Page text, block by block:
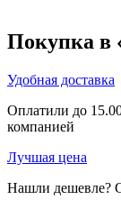
Покупка в
Удобная доставка
Оплатили до
компанией
Лучшая цена
Нашли дешевле?